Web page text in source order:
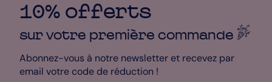
10% offerts
sur votre première commande
Abonnez-vous à notre newsletter et recevez par
email votre code de réduction !